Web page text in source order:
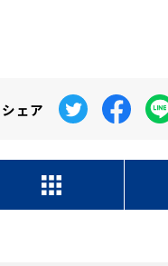
シェア